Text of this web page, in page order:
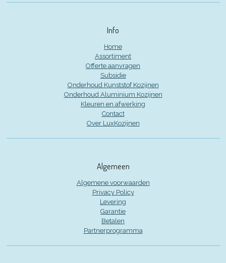
Info
Home
Assortiment
Offerte aanvragen
Subsidie
Onderhoud Kunststof Kozijnen
Onderhoud Aluminium Kozijnen
Kleuren en afwerking
Contact
Over LuxKozijnen
Algemeen
Algemene voorwaarden
Privacy Policy
Levering
Garantie
Betalen
Partnerprogramma